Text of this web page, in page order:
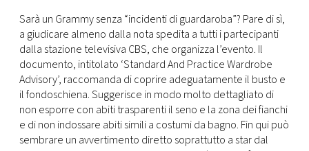
Sarà un Grammy senza “incidenti di guardaroba”? Pare di sì,
a giudicare almeno dalla nota spedita a tutti i partecipanti
dalla stazione televisiva CBS, che organizza l’evento. Il
documento, intitolato ‘Standard And Practice Wardrobe
Advisory’, raccomanda di coprire adeguatamente il busto e
il fondoschiena. Suggerisce in modo molto dettagliato di
non esporre con abiti trasparenti il seno e la zona dei fianchi
e di non indossare abiti simili a costumi da bagno. Fin qui può
sembrare un avvertimento diretto soprattutto a star dal